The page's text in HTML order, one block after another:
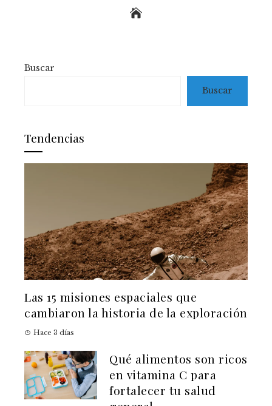
Buscar
Buscar
Tendencias
Las 15 misiones espaciales que
cambiaron la historia de la exploración
Hace 3 días
Qué alimentos son ricos
en vitamina C para
fortalecer tu salud